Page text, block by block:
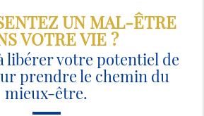
UN MAL-ÊTRE
VOTRE VIE ?
libérer votre potentiel de
prendre le chemin du
mieux-être.